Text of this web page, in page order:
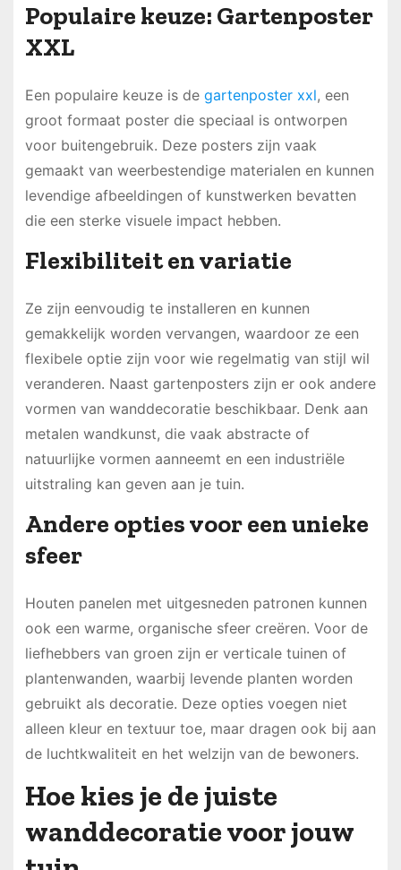
Populaire keuze: Gartenposter
XXL
Een populaire keuze is de gartenposter xxl, een
groot formaat poster die speciaal is ontworpen
voor buitengebruik. Deze posters zijn vaak
gemaakt van weerbestendige materialen en kunnen
levendige afbeeldingen of kunstwerken bevatten
die een sterke visuele impact hebben.
Flexibiliteit en variatie
Ze zijn eenvoudig te installeren en kunnen
gemakkelijk worden vervangen, waardoor ze een
flexibele optie zijn voor wie regelmatig van stijl wil
veranderen. Naast gartenposters zijn er ook andere
vormen van wanddecoratie beschikbaar. Denk aan
metalen wandkunst, die vaak abstracte of
natuurlijke vormen aanneemt en een industriële
uitstraling kan geven aan je tuin.
Andere opties voor een unieke
sfeer
Houten panelen met uitgesneden patronen kunnen
ook een warme, organische sfeer creëren. Voor de
liefhebbers van groen zijn er verticale tuinen of
plantenwanden, waarbij levende planten worden
gebruikt als decoratie. Deze opties voegen niet
alleen kleur en textuur toe, maar dragen ook bij aan
de luchtkwaliteit en het welzijn van de bewoners.
Hoe kies je de juiste
wanddecoratie voor jouw